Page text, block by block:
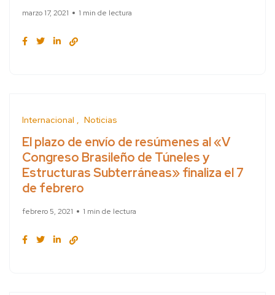
marzo 17, 2021 1 min de lectura
Internacional Noticias
El plazo de envío de resúmenes al «V
Congreso Brasileño de Túneles y
Estructuras Subterráneas» finaliza el 7
de febrero
febrero 5, 2021 1 min de lectura